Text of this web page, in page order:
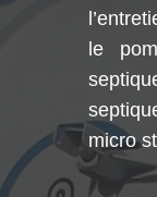
le
micro